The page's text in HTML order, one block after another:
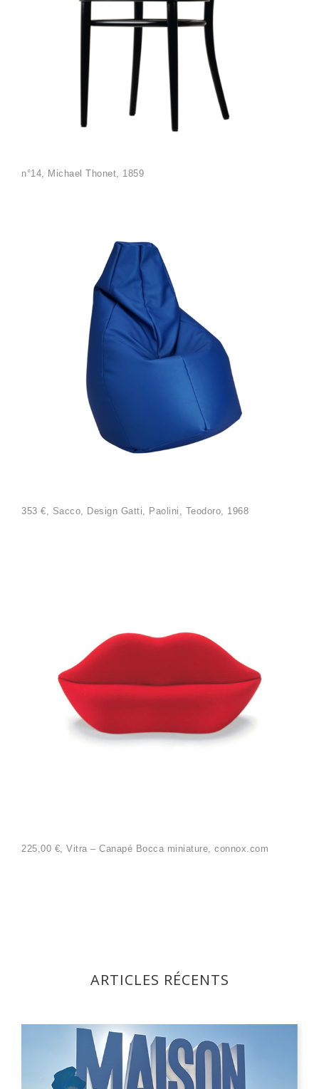
n°14, Michael Thonet, 1859
353 €, Sacco, Design Gatti, Paolini, Teodoro, 1968
225,00 €, Vitra – Canapé Bocca miniature, connox.com
ARTICLES RÉCENTS